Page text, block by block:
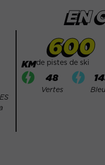
EN
600
KMde pistes de ski
48
Vertes